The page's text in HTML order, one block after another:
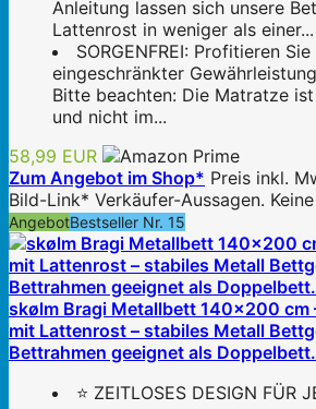
Anleitung lassen sich unsere
Lattenrost in weniger als einer...
SORGENFREI: Profitieren
eingeschränkter
Bitte beachten: Die Matratze
und nicht im...
58,99 EUR
Zum Angebot im Shop* Preis inkl.
Bild-Link* Verkäufer-Aussagen.
AngebotBestseller Nr. 15
skølm Bragi Metallbett 140x200 cm
mit Lattenrost – stabiles Metall
Bettrahmen geeignet als
⭐ ZEITLOSES DESIGN FÜR